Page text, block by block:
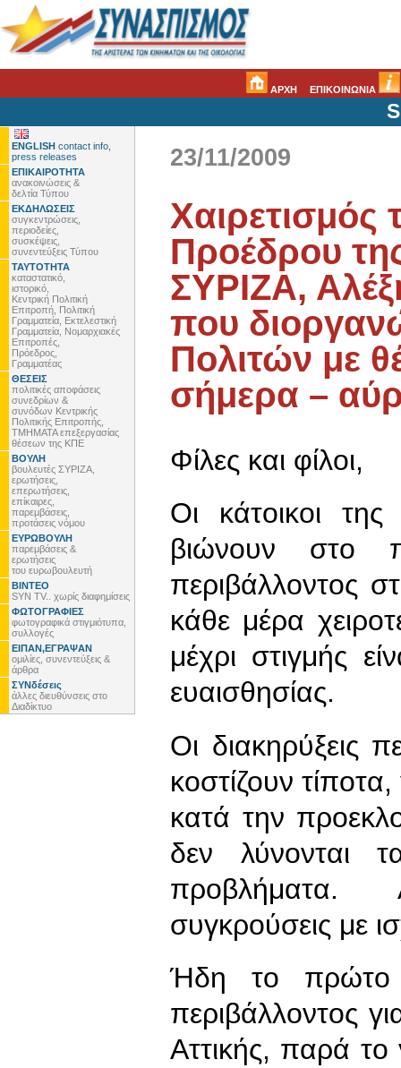
ΑΡΧΗ ΕΠΙΚΟΙΝΩΝΙΑ
ENGLISH contact info,
press releases
ΕΠΙΚΑΙΡΟΤΗΤΑ
ανακοινώσεις &
δελτία Τύπου
ΕΚΔΗΛΩΣΕΙΣ
συγκεντρώσεις,
περιοδείες,
συσκέψεις,
συνεντεύξεις Τύπου
ΤΑΥΤΟΤΗΤΑ
καταστατικό,
ιστορικό,
Κεντρική Πολιτική
Επιτροπή, Πολιτική
Γραμματεία, Εκτελεστική
Γραμματεία, Νομαρχιακές
Επιτροπές,
Πρόεδρος,
Γραμματέας
ΘΕΣΕΙΣ
πολιτικές αποφάσεις
συνεδρίων &
συνόδων Κεντρικής
Πολιτικής Επιτροπής,
ΤΜΗΜΑΤΑ επεξεργασίας
θέσεων της ΚΠΕ
ΒΟΥΛΗ
βουλευτές ΣΥΡΙΖΑ,
ερωτήσεις,
επερωτήσεις,
επίκαιρες,
παρεμβάσεις,
προτάσεις νόμου
ΕΥΡΩΒΟΥΛΗ
παρεμβάσεις &
ερωτήσεις
του ευρωβουλευτή
ΒΙΝΤΕΟ
SYN TV.. χωρίς διαφημίσεις
ΦΩΤΟΓΡΑΦΙΕΣ
φωτογραφικά στιγμιότυπα,
συλλογές
ΕΙΠΑΝ,ΕΓΡΑΨΑΝ
ομιλίες, συνεντεύξεις &
άρθρα
ΣΥΝδέσεις
άλλες διευθύνσεις στο
Διαδίκτυο
23/11/2009
Χαιρετισμός
Προέδρου
ΣΥΡΙΖΑ,
που
Πολιτών με
σήμερα –
Φίλες και φίλοι,
Οι κάτοικοι της
βιώνουν στο
περιβάλλοντος
κάθε μέρα
μέχρι στιγμής
ευαισθησίας.
Οι διακηρύξεις
κοστίζουν τίποτα,
κατά την
δεν λύνονται
προβλήματα.
συγκρούσεις με
Ήδη το πρώτο
περιβάλλοντος
Αττικής, παρά το